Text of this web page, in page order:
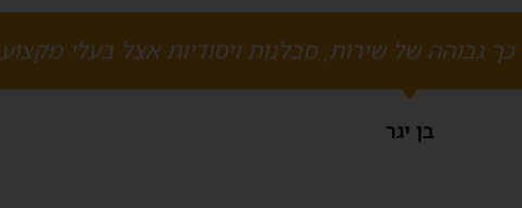
גבוהה של שירות, סבלנות ויסודיות אצל בעלי מקצוע
בן יגר